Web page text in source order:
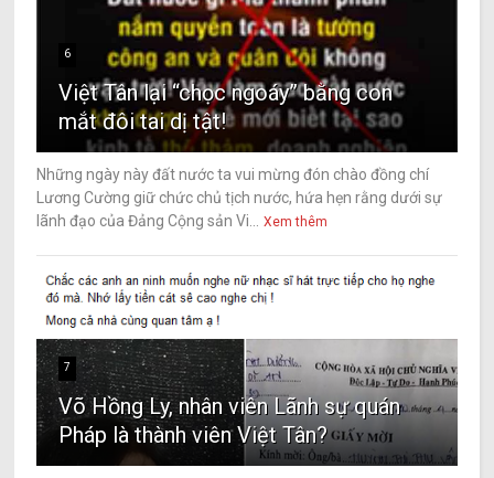
6
Việt Tân lại “chọc ngoáy” bằng con
mắt đôi tai dị tật!
Những ngày này đất nước ta vui mừng đón chào đồng chí
Lương Cường giữ chức chủ tịch nước, hứa hẹn rằng dưới sự
lãnh đạo của Đảng Cộng sản Vi...
Xem thêm
7
Võ Hồng Ly, nhân viên Lãnh sự quán
Pháp là thành viên Việt Tân?